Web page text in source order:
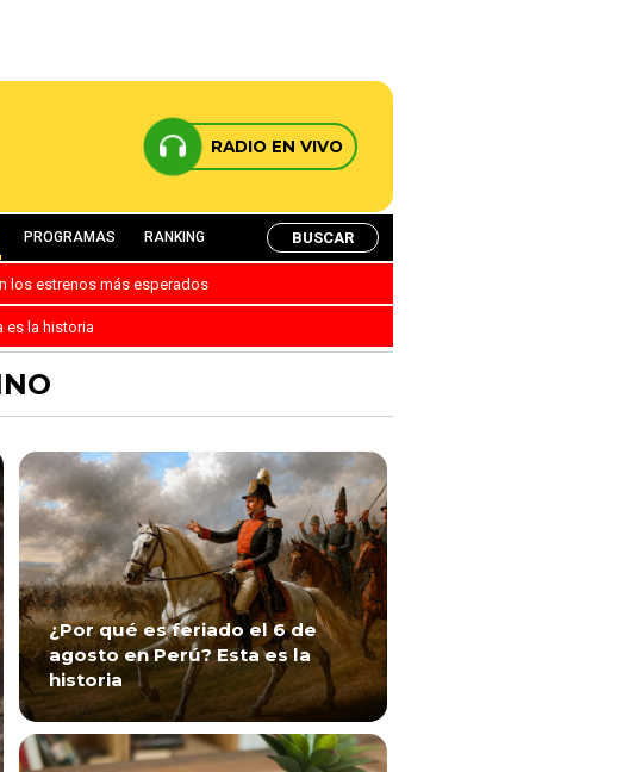
RADIO EN VIVO
PROGRAMAS RANKING BUSCAR
los estrenos más esperados
es la historia
¿Por qué es feriado el 6 de
agosto en Perú? Esta es la
historia